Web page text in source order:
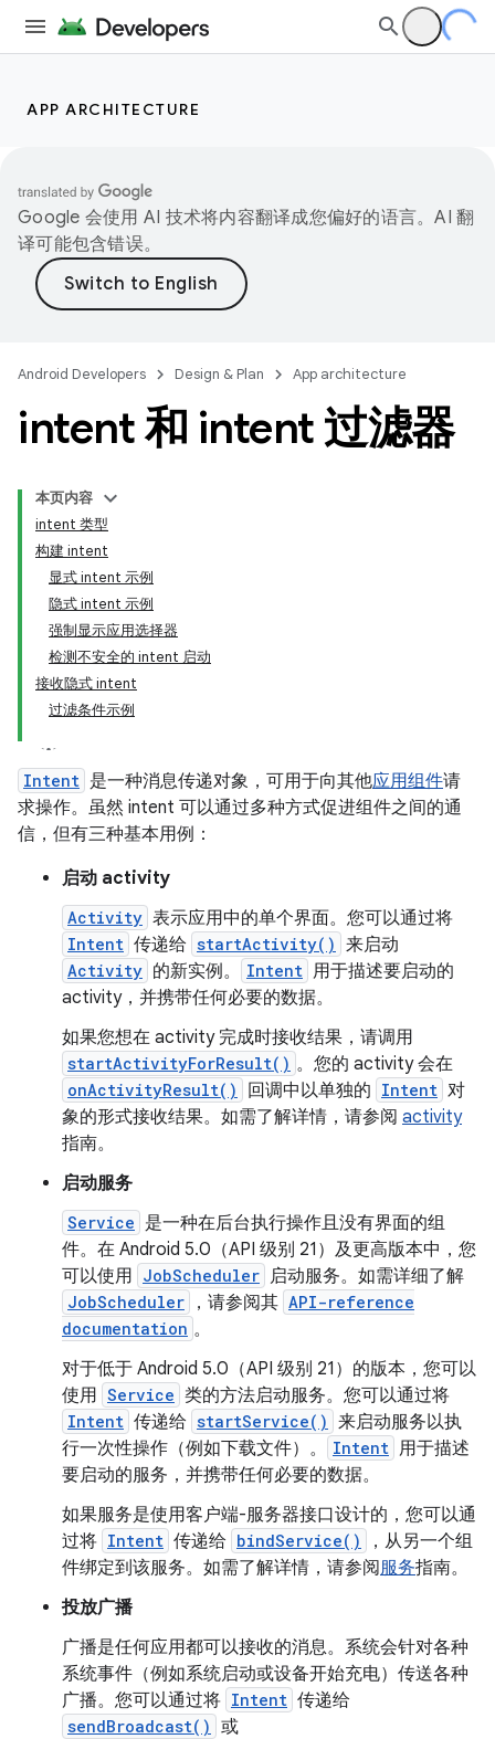
APP ARCHITECTURE
Google 会使用 AI 技术将内容翻译成您偏好的语言。AI 翻
译可能包含错误。
Android Developers Design & Plan App architecture
intent 和 intent 过滤器
本页内容
intent 类型
构建 intent
显式 intent 示例
隐式 intent 示例
强制显示应用选择器
检测不安全的 intent 启动
接收隐式 intent
过滤条件示例
Intent 是一种消息传递对象，可用于向其他应用组件请
求操作。虽然 intent 可以通过多种方式促进组件之间的通
信，但有三种基本用例：
启动 activity
Activity 表示应用中的单个界面。您可以通过将
Intent 传递给 startActivity() 来启动
Activity 的新实例。 Intent 用于描述要启动的
activity，并携带任何必要的数据。
如果您想在 activity 完成时接收结果，请调用
startActivityForResult() 。您的 activity 会在
onActivityResult() 回调中以单独的 Intent 对
象的形式接收结果。如需了解详情，请参阅 activity
指南。
启动服务
Service 是一种在后台执行操作且没有界面的组
件。在 Android 5.0（API 级别 21）及更高版本中，您
可以使用 JobScheduler 启动服务。如需详细了解
JobScheduler ，请参阅其 API-reference
documentation 。
对于低于 Android 5.0（API 级别 21）的版本，您可以
使用 Service 类的方法启动服务。您可以通过将
Intent 传递给 startService() 来启动服务以执
行一次性操作（例如下载文件）。
Intent 用于描述
要启动的服务，并携带任何必要的数据。
如果服务是使用客户端-服务器接口设计的，您可以通
过将 Intent 传递给 bindService()
，从另一个组
件绑定到该服务。如需了解详情，请参阅服务指南。
投放广播
广播是任何应用都可以接收的消息。系统会针对各种
系统事件（例如系统启动或设备开始充电）传送各种
广播。您可以通过将 Intent 传递给
sendBroadcast() 或